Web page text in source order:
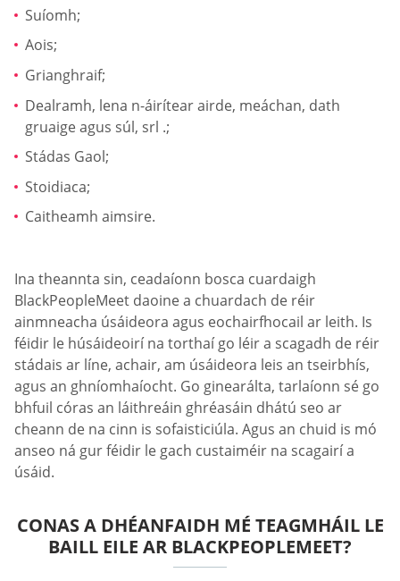
Suíomh;
Aois;
Grianghraif;
Dealramh, lena n-áirítear airde, meáchan, dath
gruaige agus súl, srl .;
Stádas Gaol;
Stoidiaca;
Caitheamh aimsire.
Ina theannta sin, ceadaíonn bosca cuardaigh
BlackPeopleMeet daoine a chuardach de réir
ainmneacha úsáideora agus eochairfhocail ar leith. Is
féidir le húsáideoirí na torthaí go léir a scagadh de réir
stádais ar líne, achair, am úsáideora leis an tseirbhís,
agus an ghníomhaíocht. Go ginearálta, tarlaíonn sé go
bhfuil córas an láithreáin ghréasáin dhátú seo ar
cheann de na cinn is sofaisticiúla. Agus an chuid is mó
anseo ná gur féidir le gach custaiméir na scagairí a
úsáid.
CONAS A DHÉANFAIDH MÉ TEAGMHÁIL LE
BAILL EILE AR BLACKPEOPLEMEET?